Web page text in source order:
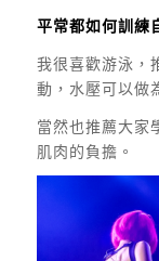
平常都如何訓練
我很喜歡游泳，
動，水壓可以做
當然也推薦大家
肌肉的負擔。